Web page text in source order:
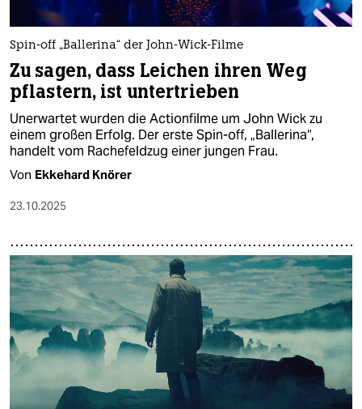
Spin-off „Ballerina“ der John-Wick-Filme
Zu sagen, dass Leichen ihren Weg
pflastern, ist untertrieben
Unerwartet wurden die Actionfilme um John Wick zu
einem großen Erfolg. Der erste Spin-off, „Ballerina“,
handelt vom Rachefeldzug einer jungen Frau.
Von Ekkehard Knörer
23.10.2025